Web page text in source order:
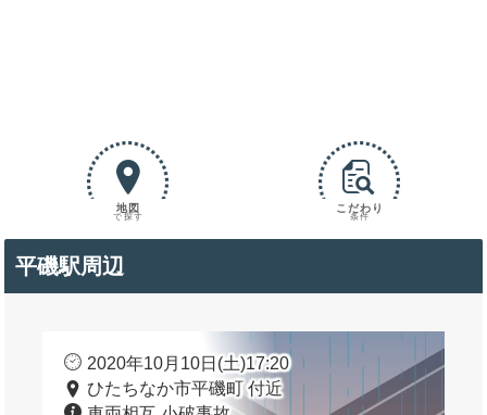
地図
で探す
こだわり
条件
平磯駅周辺
2020年10月10日(土)17:20
ひたちなか市平磯町 付近